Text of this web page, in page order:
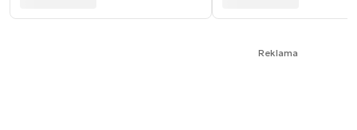
Reklama